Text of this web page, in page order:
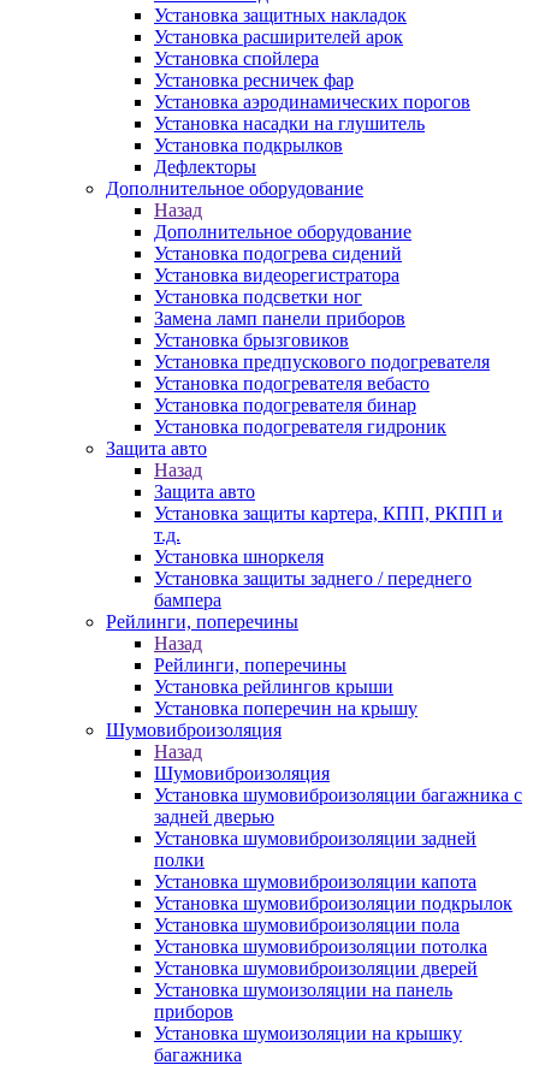
Установка защитных накладок
Установка расширителей арок
Установка спойлера
Установка ресничек фар
Установка аэродинамических порогов
Установка насадки на глушитель
Установка подкрылков
Дефлекторы
Дополнительное оборудование
Назад
Дополнительное оборудование
Установка подогрева сидений
Установка видеорегистратора
Установка подсветки ног
Замена ламп панели приборов
Установка брызговиков
Установка предпускового подогревателя
Установка подогревателя вебасто
Установка подогревателя бинар
Установка подогревателя гидроник
Защита авто
Назад
Защита авто
Установка защиты картера, КПП, РКПП и
т.д.
Установка шноркеля
Установка защиты заднего / переднего
бампера
Рейлинги, поперечины
Назад
Рейлинги, поперечины
Установка рейлингов крыши
Установка поперечин на крышу
Шумовиброизоляция
Назад
Шумовиброизоляция
Установка шумовиброизоляции багажника с
задней дверью
Установка шумовиброизоляции задней
полки
Установка шумовиброизоляции капота
Установка шумовиброизоляции подкрылок
Установка шумовиброизоляции пола
Установка шумовиброизоляции потолка
Установка шумовиброизоляции дверей
Установка шумоизоляции на панель
приборов
Установка шумоизоляции на крышку
багажника